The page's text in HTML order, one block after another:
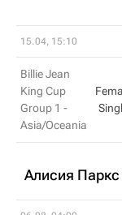
15.04, 15:10
Billie Jean
King Cup
Group 1 -
Asia/Oceania
Алисия Паркс